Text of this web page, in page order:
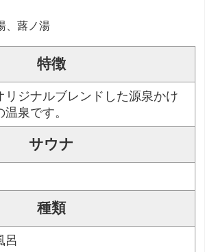
、蕗ノ湯
特徴
リジナルブレンドした源泉かけ
泉です。
サウナ
種類
呂